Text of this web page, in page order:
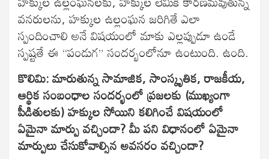
వనరులను, హక్కుల ఉల్లంఘన జరిగితే ఎలా
స్పందించాలి అనే విషయంలో మాకు ఎల్లప్పుడూ ఉండే
స్పష్టతే ఈ “పండుగ” సందర్భంలోనూ ఉంటుంది. ఉంది.
కొలిమి: మారుతున్న సామాజిక, సాంస్కృతిక, రాజకీయ,
ఆర్థిక సంబంధాల సందర్భంలో ప్రజలకు (ముఖ్యంగా
పీడితులకు) హక్కుల సోయిని కలిగించే విషయంలో
ఏమైనా మార్పు వచ్చిందా? మీ పని విధానంలో ఏమైనా
మార్పులు చేసుకోవాల్సిన అవసరం వచ్చిందా?